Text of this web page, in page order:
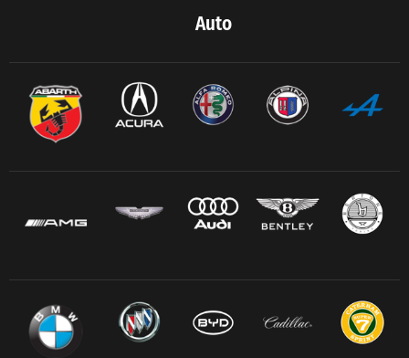
Auto